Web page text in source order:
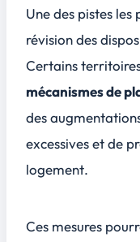
Une des pistes les
révision des
Certains
mécanismes de
des
excessives et de
logement.
Ces mesures